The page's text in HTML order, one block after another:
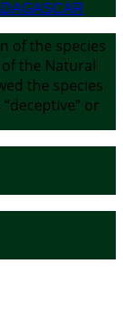
of the species
the Natural
the species
or